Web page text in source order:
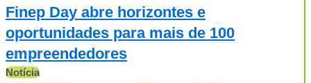
Finep Day abre horizontes e
oportunidades para mais de 100
empreendedores
Notícia